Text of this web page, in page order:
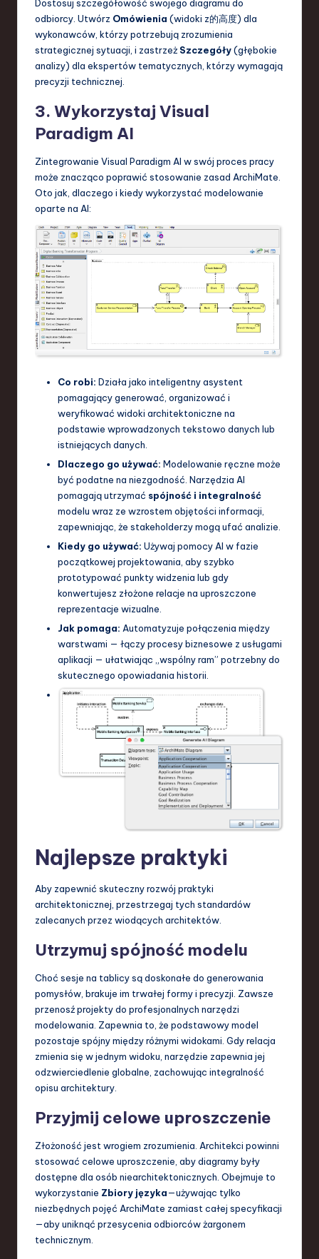
Dostosuj szczegółowość swojego diagramu do
odbiorcy. Utwórz Omówienia (widoki z的高度) dla
wykonawców, którzy potrzebują zrozumienia
strategicznej sytuacji, i zastrzeż Szczegóły(głębokie
analizy) dla ekspertów tematycznych, którzy wymagają
precyzji technicznej.
3. Wykorzystaj Visual
Paradigm AI
Zintegrowanie Visual Paradigm AI w swój proces pracy
może znacząco poprawić stosowanie zasad ArchiMate.
Oto jak, dlaczego i kiedy wykorzystać modelowanie
oparte na AI:
Co robi: Działa jako inteligentny asystent
pomagający generować, organizować i
weryfikować widoki architektoniczne na
podstawie wprowadzonych tekstowo danych lub
istniejących danych.
Dlaczego go używać: Modelowanie ręczne może
być podatne na niezgodność. Narzędzia AI
pomagają utrzymać spójność i integralność
modelu wraz ze wzrostem objętości informacji,
zapewniając, że stakeholderzy mogą ufać analizie.
Kiedy go używać: Używaj pomocy AI w fazie
początkowej projektowania, aby szybko
prototypować punkty widzenia lub gdy
konwertujesz złożone relacje na uproszczone
reprezentacje wizualne.
Jak pomaga: Automatyzuje połączenia między
warstwami — łączy procesy biznesowe z usługami
aplikacji — ułatwiając „wspólny ram” potrzebny do
skutecznego opowiadania historii.
Najlepsze praktyki
Aby zapewnić skuteczny rozwój praktyki
architektonicznej, przestrzegaj tych standardów
zalecanych przez wiodących architektów.
Utrzymuj spójność modelu
Choć sesje na tablicy są doskonałe do generowania
pomysłów, brakuje im trwałej formy i precyzji. Zawsze
przenosź projekty do profesjonalnych narzędzi
modelowania. Zapewnia to, że podstawowy model
pozostaje spójny między różnymi widokami. Gdy relacja
zmienia się w jednym widoku, narzędzie zapewnia jej
odzwierciedlenie globalne, zachowując integralność
opisu architektury.
Przyjmij celowe uproszczenie
Złożoność jest wrogiem zrozumienia. Architekci powinni
stosować celowe uproszczenie, aby diagramy były
dostępne dla osób niearchitektonicznych. Obejmuje to
wykorzystanie Zbiory języka—używając tylko
niezbędnych pojęć ArchiMate zamiast całej specyfikacji
—aby uniknąć przesycenia odbiorców żargonem
technicznym.